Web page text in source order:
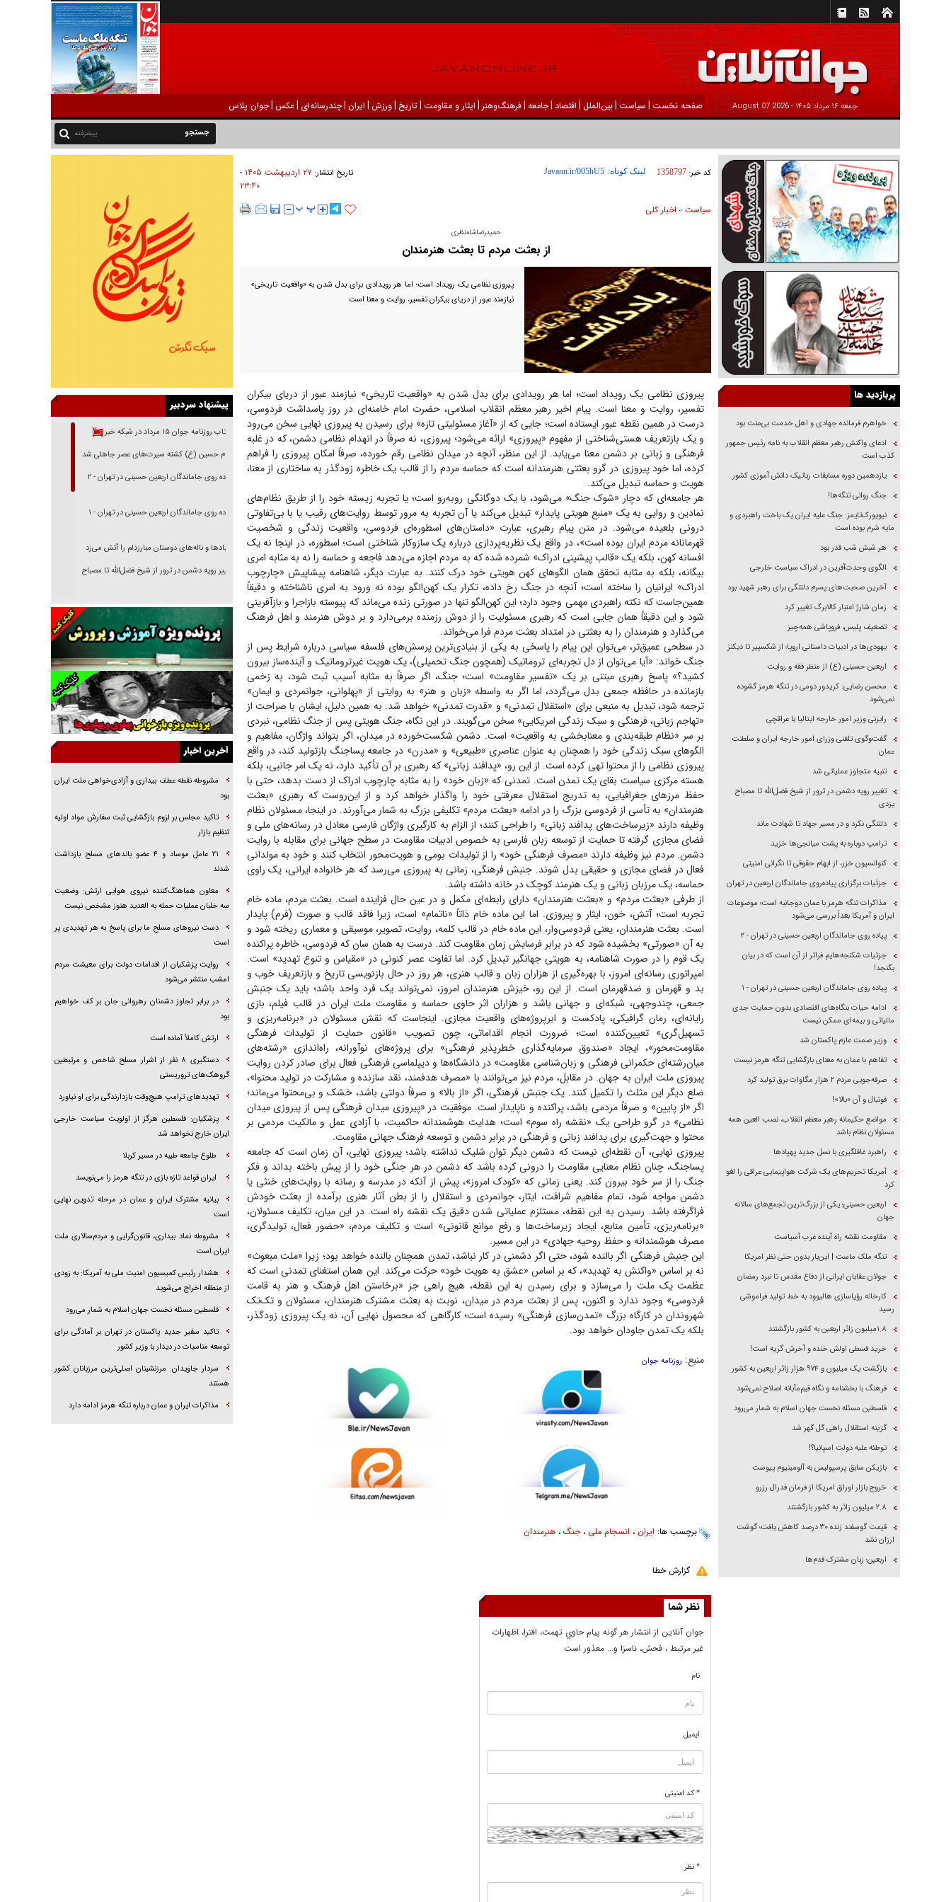
جمعه ۱۶ مرداد ۱۴۰۵ - 2026 August 07 صفحه نخست | سیاست |بين‌الملل | اقتصاد |جامعه |فرهنگ‌و‌هنر | ایثار و مقاومت |تاریخ |ورزش | ايران |چندرسانه‌ای |عکس |جوان پلاس
پیشرفته
کد خبر: 1358797 لینک کوتاه: تاریخ انتشار:
۲۷ ارديبهشت ۱۴۰۵ -
۲۳:۴۰
سیاست» اخبار کلی
حمیدرضا‌شاه‌نظری
از بعثت مردم تا بعثت هنرمندان
پیروزی نظامی یک رویداد است؛ اما هر رویدادی برای بدل شدن به «واقعیت تاریخی»
نیازمند عبور از دریای بیکران تفسیر، روایت و معنا است
پیروزی نظامی یک رویداد است؛ اما هر رویدادی برای بدل شدن به «واقعیت تاریخی» نیازمند عبور از دریای بیکران
تفسیر، روایت و معنا است. پیام اخیر رهبر معظم انقلاب اسلامی، حضرت امام خامنه‌ای در روز پاسداشت فردوسی،
درست در همین نقطه عبور ایستاده است؛ جایی که از «آغاز مسئولیتی تازه» برای رسیدن به پیروزی نهایی سخن می‌رود
و یک بازتعریف هستی‌شناختی از مفهوم «پیروزی» ارائه می‌شود؛ پیروزی، نه صرفاً در انهدام نظامی دشمن، که در غلبه
فرهنگی و زبانی بر دشمن معنا می‌یابد. از این منظر، آنچه در میدان نظامی رقم خورده، صرفاً امکان پیروزی را فراهم
کرده، اما خود پیروزی در گرو بعثتی هنرمندانه است که حماسه مردم را از قالب یک خاطره زودگذر به ساختاری از معنا،
هویت و حماسه تبدیل می‌کند.
هر جامعه‌ای که دچار «شوک جنگ» می‌شود، با یک دوگانگی روبه‌رو است؛ یا تجربه زیسته خود را از طریق نظام‌های
نمادین و روایی به یک «منبع هویتی پایدار» تبدیل می‌کند یا آن تجربه به مرور توسط روایت‌های رقیب یا با بی‌تفاوتی
درونی بلعیده می‌شود. در متن پیام رهبری، عبارت «داستان‌های اسطوره‌ای فردوسی، واقعیت زندگی و شخصیت
قهرمانانه مردم ایران بوده است»، در واقع یک نظریه‌پردازی درباره یک سازوکار شناختی است؛ اسطوره، در اینجا نه یک
افسانه کهن، بلکه یک «قالب پیشینی ادراک» شمرده شده که به مردم اجازه می‌دهد فاجعه و حماسه را نه به مثابه امری
بیگانه، بلکه به مثابه تحقق همان الگو‌های کهن هویتی خود درک کنند. به عبارت دیگر، شاهنامه پیشاپیش «چارچوب
ادراک» ایرانیان را ساخته است؛ آنچه در جنگ رخ داده، تکرار یک کهن‌الگو بوده نه ورود به امری ناشناخته و دقیقاً
همین‌جاست که نکته راهبردی مهمی وجود دارد؛ این کهن‌الگو تنها در صورتی زنده می‌ماند که پیوسته بازاجرا و بازآفرینی
شود و این دقیقاً همان جایی است که رهبری مسئولیت را از دوش رزمنده برمی‌دارد و بر دوش هنرمند و اهل فرهنگ
می‌گذارد و هنرمندان را به بعثتی در امتداد بعثت مردم فرا می‌خواند.
در سطحی عمیق‌تر، می‌توان این پیام را پاسخی به یکی از بنیادی‌ترین پرسش‌های فلسفه سیاسی درباره شرایط پس از
جنگ خواند: «آیا می‌توان از دل تجربه‌ای تروماتیک (همچون جنگ تحمیلی)، یک هویت غیرتروماتیک و آینده‌ساز بیرون
کشید؟» پاسخ رهبری مبتنی بر یک «تفسیر مقاومت» است؛ جنگ، اگر صرفاً به مثابه آسیب ثبت شود، به زخمی
بازمانده در حافظه جمعی بدل می‌گردد، اما اگر به واسطه «زبان و هنر» به روایتی از «پهلوانی، جوانمردی و ایمان»
ترجمه شود، تبدیل به منبعی برای «استقلال تمدنی» و «قدرت تمدنی» خواهد شد. به همین دلیل، ایشان با صراحت از
«تهاجم زبانی، فرهنگی و سبک زندگی امریکایی» سخن می‌گویند. در این نگاه، جنگ هویتی پس از جنگ نظامی، نبردی
بر سر «نظام طبقه‌بندی و معنابخشی به واقعیت» است. دشمن شکست‌خورده در میدان، اگر بتواند واژگان، مفاهیم و
الگو‌های سبک زندگی خود را همچنان به عنوان عناصری «طبیعی» و «مدرن» در جامعه پساجنگ بازتولید کند، در واقع
پیروزی نظامی را از محتوا تهی کرده است. از این رو، «پدافند زبانی» که رهبری بر آن تأکید دارد، نه یک امر جانبی، بلکه
هسته مرکزی سیاست بقای یک تمدن است. تمدنی که «زبان خود» را به مثابه چارچوب ادراک از دست بدهد، حتی با
حفظ مرز‌های جغرافیایی، به تدریج استقلال معرفتی خود را واگذار خواهد کرد و از این‌روست که رهبری «بعثت
هنرمندان» به تأسی از فردوسی بزرگ را در ادامه «بعثت مردم» تکلیفی بزرگ به شمار می‌آورند. در اینجا، مسئولان نظام
وظیفه دارند «زیرساخت‌های پدافند زبانی» را طراحی کنند؛ از الزام به کارگیری واژگان فارسی معادل در رسانه‌های ملی و
فضای مجازی گرفته تا حمایت از توسعه زبان فارسی به خصوص ادبیات مقاومت در سطح جهانی برای مقابله با روایت
دشمن. مردم نیز وظیفه دارند «مصرف فرهنگی خود» را از تولیدات بومی و هویت‌محور انتخاب کنند و خود به مولدانی
فعال در فضای مجازی و حقیقی بدل شوند. جنبش فرهنگی، زمانی به پیروزی می‌رسد که هر خانواده ایرانی، یک راوی
حماسه، یک مرزبان زبانی و یک هنرمند کوچک در خانه داشته باشد.
از طرفی «بعثت مردم» و «بعثت هنرمندان» دارای رابطه‌ای مکمل و در عین حال فزاینده است. بعثت مردم، ماده خام
تجربه است؛ آتش، خون، ایثار و پیروزی. اما این ماده خام ذاتاً «ناتمام» است، زیرا فاقد قالب و صورت (فرم) پایدار
است. بعثت هنرمندان، یعنی فردوسی‌وار، این ماده خام در قالب کلمه، روایت، تصویر، موسیقی و معماری ریخته شود و
به آن «صورتی» بخشیده شود که در برابر فرسایش زمان مقاومت کند. درست به همان سان که فردوسی، خاطره پراکنده
یک قوم را در صورت شاهنامه، به هویتی جهانگیر تبدیل کرد. اما تفاوت عصر کنونی در «مقیاس و تنوع تهدید» است.
امپراتوری رسانه‌ای امروز، با بهره‌گیری از هزاران زبان و قالب هنری، هر روز در حال بازنویسی تاریخ و بازتعریف خوب و
بد و قهرمان و ضدقهرمان است. از این رو، خیزش هنرمندان امروز، نمی‌تواند یک فرد واحد باشد؛ باید یک جنبش
جمعی، چندوجهی، شبکه‌ای و جهانی باشد و هزاران اثر حاوی حماسه و مقاومت ملت ایران در قالب فیلم، بازی
رایانه‌ای، رمان گرافیکی، پادکست و ابرپروژه‌های واقعیت مجازی. اینجاست که نقش مسئولان در «برنامه‌ریزی و
تسهیل‌گری» تعیین‌کننده است؛ ضرورت انجام اقداماتی، چون تصویب «قانون حمایت از تولیدات فرهنگی
مقاومت‌محور»، ایجاد «صندوق سرمایه‌گذاری خطرپذیر فرهنگی» برای پروژه‌های نوآورانه، راه‌اندازی «رشته‌های
میان‌رشته‌ای حکمرانی فرهنگی و زبان‌شناسی مقاومت» در دانشگاه‌ها و دیپلماسی فرهنگی فعال برای صادر کردن روایت
پیروزی ملت ایران به جهان. در مقابل، مردم نیز می‌توانند با «مصرف هدفمند، نقد سازنده و مشارکت در تولید محتوا»،
ضلع دیگر این مثلث را تکمیل کنند. یک جنبش فرهنگی، اگر «از بالا» و صرفاً دولتی باشد، خشک و بی‌محتوا می‌ماند؛
اگر «از پایین» و صرفاً مردمی باشد، پراکنده و ناپایدار است. موفقیت در «پیروزی میدان فرهنگی پس از پیروزی میدان
نظامی» در گرو طراحی یک «نقشه راه سوم» است؛ هدایت هوشمندانه حاکمیت، با آزادی عمل و مالکیت مردمی بر
محتوا و جهت‌گیری برای پدافند زبانی و فرهنگی در برابر دشمن و توسعه فرهنگ جهانی مقاومت.
پیروزی نهایی، آن نقطه‌ای نیست که دشمن دیگر توان شلیک نداشته باشد؛ پیروزی نهایی، آن زمان است که جامعه
پساجنگ، چنان نظام معنایی مقاومت را درونی کرده باشد که دشمن در هر جنگی خود را از پیش باخته بداند و فکر
جنگ را از سر خود بیرون کند. یعنی زمانی که «کودک امروز»، پیش از آنکه در مدرسه و رسانه با روایت‌های خنثی یا
دشمن مواجه شود، تمام مفاهیم شرافت، ایثار، جوانمردی و استقلال را از بطن آثار هنری برآمده از بعثت خودش
فراگرفته باشد. رسیدن به این نقطه، مستلزم عملیاتی شدن دقیق یک نقشه راه است. در این میان، تکلیف مسئولان،
«برنامه‌ریزی، تأمین منابع، ایجاد زیرساخت‌ها و رفع موانع قانونی» است و تکلیف مردم، «حضور فعال، تولیدگری،
مصرف هوشمندانه و حفظ روحیه جهادی» در این مسیر.
این جنبش فرهنگی اگر بالنده شود، حتی اگر دشمنی در کار نباشد، تمدن همچنان بالنده خواهد بود؛ زیرا «ملت مبعوث»
نه بر اساس «واکنش به تهدید»، که بر اساس «عشق به هویت خود» حرکت می‌کند. این همان استغنای تمدنی است که
عظمت یک ملت را می‌سازد و برای رسیدن به این نقطه، هیچ راهی جز «برخاستن اهل فرهنگ و هنر به قامت
فردوسی» وجود ندارد و اکنون، پس از بعثت مردم در میدان، نوبت به بعثت مشترک هنرمندان، مسئولان و تک‌تک
شهروندان در کارگاه بزرگ «تمدن‌سازی فرهنگی» رسیده است؛ کارگاهی که محصول نهایی آن، نه یک پیروزی زودگذر،
بلکه یک تمدن جاودان خواهد بود.
منبع: روزنامه جوان
برچسب ها: ایران ، انسجام ملی ،جنگ، هنرمندان
گزارش خطا
نظر شما
جوان آنلاين از انتشار هر گونه پيام حاوي تهمت، افترا، اظهارات
غير مرتبط ، فحش، ناسزا و... معذور است
نام
ایمیل
* کد امنیتی
* نظر
پربازدید ها
خواهرم فرمانده جهادی و اهل خدمت بی‌منت بود
ادعای واکنش رهبر معظم انقلاب به نامه رئیس جمهور
کذب است
یازدهمین دوره مسابقات رباتیک دانش آموزی کشور
جنگ روانی تنگه‌ها!
نیویورک‌تایمز: جنگ علیه ایران یک باخت راهبردی و
مایه شرم بوده است
هر شبش شب قدر بود
الگوی وحدت‌آفرین در ادراک سیاست خارجی
آخرین صحبت‌های پسرم دلتنگی برای رهبر شهید بود
زمان شارژ اعتبار کالابرگ تغییر کرد
تضعیف پلیس، فروپاشی همه‌چیز
یهودی‌ها در ادبیات داستانی اروپا؛ از شکسپیر تا دیکنز
اربعین حسینی (ع) از منظر فقه و روایت
محسن رضایی: کریدور دومی در تنگه هرمز گشوده
نمی‌شود
رایزنی وزیر امور خارجه ایتالیا با عراقچی
گفت‌وگوی تلفنی وزرای امور خارجه ایران و سلطنت
عمان
تنبیه متجاوز عملیاتی شد
تغییر رویه دشمن در ترور از شیخ فضل‌الله تا مصباح
یزدی
دلتنگی نکرد و در مسیر جهاد تا شهادت ماند
ترامپ دوباره به پشت میانجی‌ها خزید
کنوانسیون خزر، از ابهام حقوقی تا نگرانی امنیتی
جزئیات برگزاری پیاده‌روی جاماندگان اربعین در تهران
مذاکرات تنگه هرمز با عمان دوجانبه است؛ موضوعات
ایران و آمریکا بعداً بررسی می‌شود
پیاده روی جاماندگان اربعین حسینی در تهران - ۲
جزئیات شکنجه‌هایم فراتر از آن است که در بیان
بگنجد!
پیاده روی جاماندگان اربعین حسینی در تهران - ۱
ادامه حیات بنگاه‌های اقتصادی بدون حمایت جدی
مالیاتی و بیمه‌ای ممکن نیست
وزیر صمت عازم پاکستان شد
تفاهم با عمان به معنای بازگشایی تنگه هرمز نیست
صرفه‌جویی مردم ۲ هزار مگاوات برق تولید کرد
فوتبال و آن «بالا»!
مواضع حکیمانه رهبر معظم انقلاب، نصب العین همه
مسئولان نظام باشد
راهبرد غافلگیری با نسل جدید پهپاد‌ها
آمریکا تحریم‌های یک شرکت هواپیمایی عراقی را لغو
کرد
اربعین حسینی؛ یکی از بزرگ‌ترین تجمع‌های سالانه
جهان
مقاومت نقشه راه آینده غرب آسیاست
تنگه ملک ماست | این‌بار بدون حتی نظر امریکا
جولان عقابان ایرانی از دفاع مقدس تا نبرد رمضان
کارخانه رؤیاسازی هالیوود به خط تولید فراموشی
رسید
۱.۸میلیون زائر اربعین به کشور بازگشتند
خرید قسطی اولش خنده و آخرش گریه است!
بازگشت یک میلیون و ۹۷۴ هزار زائر اربعین به کشور
فرهنگ با بخشنامه و نگاه قیم‌مآبانه اصلاح نمی‌شود
فلسطین مسئله نخست جهان اسلام به شمار می‌رود
گزینه استقلال راهی گل گهر شد
توطئه علیه دولت اسپانیا؟!
بازیکن سابق پرسپولیس به آلومینیوم پیوست
خروج بازار اوراق امریکا از فرمان فدرال رزرو
۲.۸ میلیون زائر به کشور بازگشتند
قیمت گوسفند زنده ۳۰ درصد کاهش یافت؛ گوشت
ارزان نشد
اربعین؛ زبان مشترک قدم‌ها
پیشنهاد سردبیر
بازتاب روزنامه جوان ۱۵ مرداد در شبکه خبر
امام حسین (ع) کشته سیرت‌های عصر جاهلی شد
پیاده روی جاماندگان اربعین حسینی در تهران - ۲
پیاده روی جاماندگان اربعین حسینی در تهران - ۱
فریاد‌ها و ناله‌های دوستان مبارزدلم را آتش می‌زد
تغییر رویه دشمن در ترور از شیخ فضل‌الله تا مصباح
خرید قسطی اولش خنده و آخرش گریه است!
فوتبال و آن «بالا»!
راهبرد غافلگیری با نسل جدید پهپاد‌ها
جنجال پزشکان تقلبی در صنعت زیبایی
یهودی‌ها در ادبیات داستانی اروپا؛ از شکسپیر تا
دیکنز
گفت‌وگو با خواهر یکی از شهدای جنگ رمضان/
خواهرم فرمانده جهادی و اهل خدمت بی‌منت بود
بگنجد!
برابر یورش به پاسگاه‌های پلیس
تحلیل ابعاد پیام رهبر انقلاب به حزب‌الله/ مقاومت
نقشه راه آینده غرب آسیا
آخرین اخبار
مشروطه نقطه عطف بیداری و آزادی‌خواهی ملت ایران
بود
تاکید مجلس بر لزوم بازگشایی ثبت سفارش مواد اولیه
تنظیم بازار
۲۱ عامل موساد و ۴ عضو باند‌های مسلح بازداشت
شدند
معاون هماهنگ‌کننده نیروی هوایی ارتش: وضعیت
سه خلبان عملیات حمله به العدید هنوز مشخص نیست
دست نیرو‌های مسلح ما برای پاسخ به هر تهدیدی پر
است
روایت پزشکیان از اقدامات دولت برای معیشت مردم
امشب منتشر می‌شود
در برابر تجاوز دشمنان رهروانی جان بر کف خواهیم
بود
ارتش کاملاً آماده است
دستگیری ۸ نفر از اشرار مسلح شاخص و مرتبطین
گروهک‌های تروریستی
تهدید‌های ترامپ هیچ‌وقت بازدارندگی برای او نیاورد
پزشکیان: فلسطین هرگز از اولویت سیاست خارجی
ایران خارج نخواهد شد
طلوع جامعه طیبه در مسیر کربلا
ایران قواعد تازه بازی در تنگه هرمز را می‌نویسد
بیانیه مشترک ایران و عمان در مرحله تدوین نهایی
است
مشروطه نماد بیداری، قانون‌گرایی و مردم‌سالاری ملت
ایران است
هشدار رئیس کمیسیون امنیت ملی به آمریکا: به زودی
از منطقه اخراج می‌شوید
فلسطین مسئله نخست جهان اسلام به شمار می‌رود
تاکید سفیر جدید پاکستان در تهران بر آمادگی برای
توسعه مناسبات در دیدار با وزیر کشور
سردار جاویدان: مرزنشینان اصلی‌ترین مرزبانان کشور
هستند
مذاکرات ایران و عمان درباره تنگه هرمز ادامه دارد